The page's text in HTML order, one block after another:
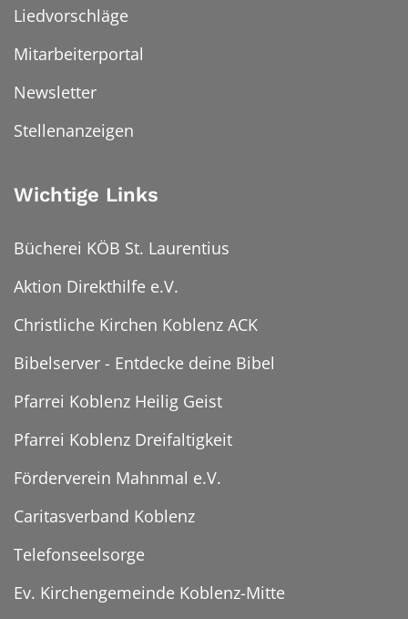
Liedvorschläge
Mitarbeiterportal
Newsletter
Stellenanzeigen
Wichtige Links
Bücherei KÖB St. Laurentius
Aktion Direkthilfe e.V.
Christliche Kirchen Koblenz ACK
Bibelserver - Entdecke deine Bibel
Pfarrei Koblenz Heilig Geist
Pfarrei Koblenz Dreifaltigkeit
Förderverein Mahnmal e.V.
Caritasverband Koblenz
Telefonseelsorge
Ev. Kirchengemeinde Koblenz-Mitte